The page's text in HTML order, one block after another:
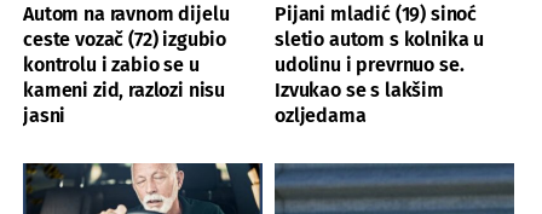
Autom na ravnom dijelu
ceste vozač (72) izgubio
kontrolu i zabio se u
kameni zid, razlozi nisu
jasni
Pijani mladić (19) sinoć
sletio autom s kolnika u
udolinu i prevrnuo se.
Izvukao se s lakšim
ozljedama